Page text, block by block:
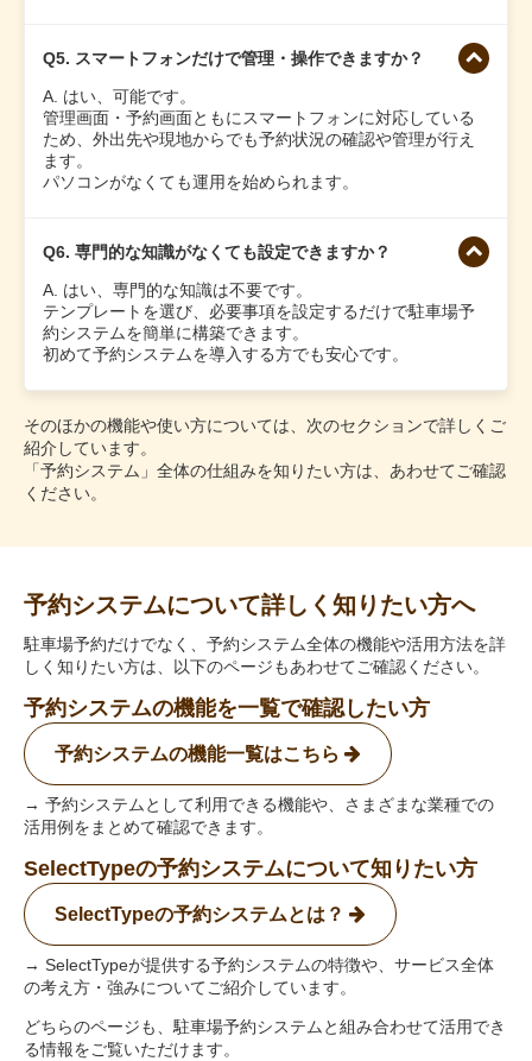
Q5. スマートフォンだけで管理・操作できますか？
A. はい、可能です。
管理画面・予約画面ともにスマートフォンに対応している
ため、外出先や現地からでも予約状況の確認や管理が行え
ます。
パソコンがなくても運用を始められます。
Q6. 専門的な知識がなくても設定できますか？
A. はい、専門的な知識は不要です。
テンプレートを選び、必要事項を設定するだけで駐車場予
約システムを簡単に構築できます。
初めて予約システムを導入する方でも安心です。
そのほかの機能や使い方については、次のセクションで詳しくご
紹介しています。
「予約システム」全体の仕組みを知りたい方は、あわせてご確認
ください。
予約システムについて詳しく知りたい方へ
駐車場予約だけでなく、予約システム全体の機能や活用方法を詳
しく知りたい方は、以下のページもあわせてご確認ください。
予約システムの機能を一覧で確認したい方
予約システムの機能一覧はこちら
→ 予約システムとして利用できる機能や、さまざまな業種での
活用例をまとめて確認できます。
SelectTypeの予約システムについて知りたい方
SelectTypeの予約システムとは？
→ SelectTypeが提供する予約システムの特徴や、サービス全体
の考え方・強みについてご紹介しています。
どちらのページも、駐車場予約システムと組み合わせて活用でき
る情報をご覧いただけます。